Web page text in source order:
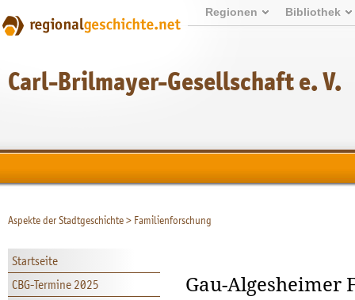
Regionen Bibliothek
Carl-Brilmayer-Gesellschaft e. V.
Aspekte der Stadtgeschichte> Familienforschung
Startseite
CBG-Termine 2025
Gau-Algesheimer